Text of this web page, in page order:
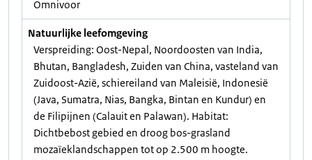
Omnivoor
Natuurlijke leefomgeving
Verspreiding: Oost-Nepal, Noordoosten van India,
Bhutan, Bangladesh, Zuiden van China, vasteland van
Zuidoost-Azië, schiereiland van Maleisië, Indonesië
(Java, Sumatra, Nias, Bangka, Bintan en Kundur) en
de Filipijnen (Calauit en Palawan). Habitat:
Dichtbebost gebied en droog bos-grasland
mozaïeklandschappen tot op 2.500 m hoogte.